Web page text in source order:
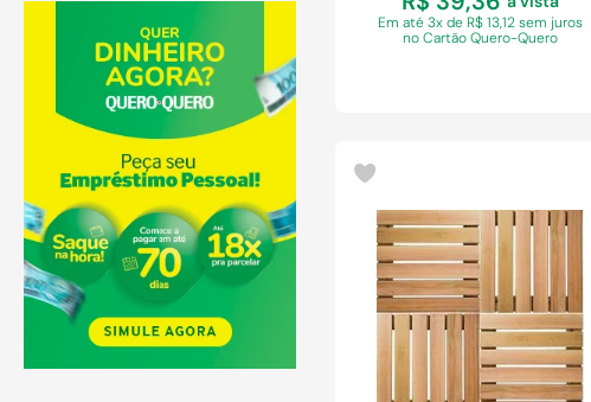
Em até 3x de R$ 13,12 sem juros
no Cartão Quero-Quero
COMPRAR